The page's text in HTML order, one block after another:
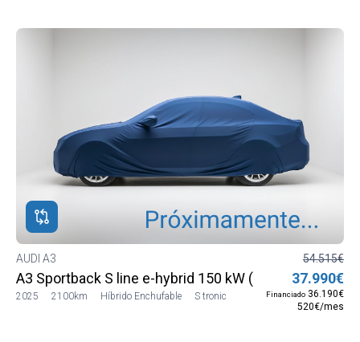
AUDI A3
A3 Sportback S line e-hybrid 150 kW (204 CV) S tronic
2025 2100km Híbrido Enchufable S tronic
54.515€
37.990€
Financiado 36.190€
520€/mes